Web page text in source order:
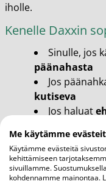
iholle.
Kenelle Daxxin
Sinulle, jos
päänahasta
Jos
kutiseva
Jos haluat
Jos kaipaat
ärsyttäviä
Helppo käyttää
Me käytämme
Käytämme evästeitä
kehittämiseen
sivuillamme.
kohdennamme mainontaa.